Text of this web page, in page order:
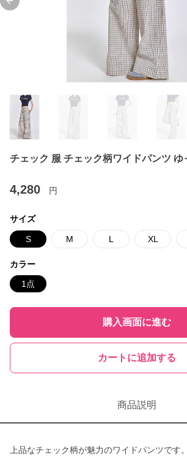
Previous slide
チェック 服 チェック柄ワイドパンツ ゆ
4,280 円
サイズ
S M L XL
カラー
1点
購入画面に進む
カートに追加する
商品説明
上品なチェック柄が魅力のワイドパンツです。